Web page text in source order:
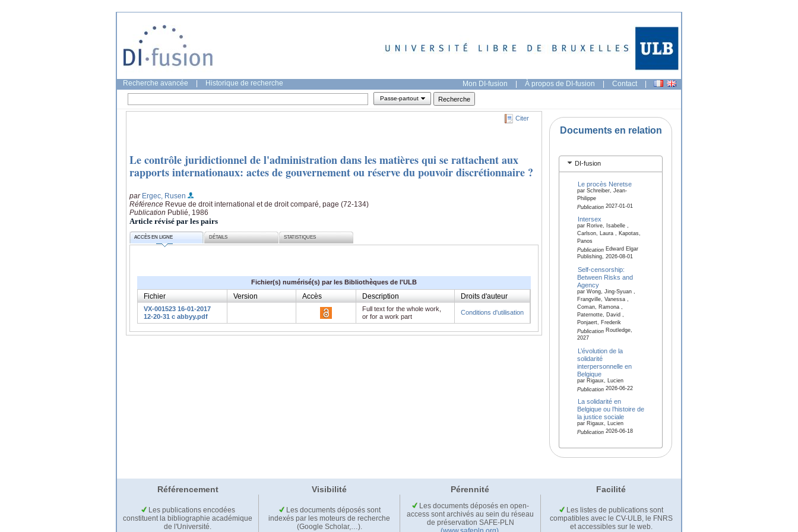
Recherche avancée Historique de recherche Mon DI-fusion | À propos de DI-fusion | Contact |
Passe-partout
Citer
Le contrôle juridictionnel de l'administration dans les matières qui se rattachent aux
rapports internationaux: actes de gouvernement ou réserve du pouvoir discrétionnaire ?
par Ergec, Rusen
Référence Revue de droit international et de droit comparé, page (72-134)
Publication Publié, 1986
Article révisé par les pairs
ACCÈS EN LIGNE DÉTAILS STATISTIQUES
Fichier(s) numérisé(s) par les Bibliothèques de l'ULB
Fichier Version Accès Description Droits d'auteur
VX-001523 16-01-2017
12-20-31 c abbyy.pdf
Full text for the whole work,
or for a work part
Conditions d'utilisation
Documents en relation
DI-fusion
Le procès Neretse
par Schreiber, Jean-
Philippe
Publication2027-01-01
Intersex
par Rorive, Isabelle ,
Carlson, Laura , Kapotas,
Panos
PublicationEdward Elgar
Publishing, 2026-08-01
Self-censorship:
Between Risks and
Agency
par Wong, Jing-Syuan ,
Frangville, Vanessa ,
Coman, Ramona ,
Paternotte, David ,
Ponjaert, Frederik
PublicationRoutledge,
2027
L’évolution de la
solidarité
interpersonnelle en
Belgique
par Rigaux, Lucien
Publication2026-06-22
La solidarité en
Belgique ou l’histoire de
la justice sociale
par Rigaux, Lucien
Publication2026-06-18
Référencement Visibilité Pérennité Facilité
Les publications encodées
constituent la bibliographie académique
de l'Université.
Les documents déposés sont
indexés par les moteurs de recherche
(Google Scholar,…).
Les documents déposés en open-
access sont archivés au sein du réseau
de préservation SAFE-PLN
Les listes de publications sont
compatibles avec le CV-ULB, le FNRS
et accessibles sur le web.